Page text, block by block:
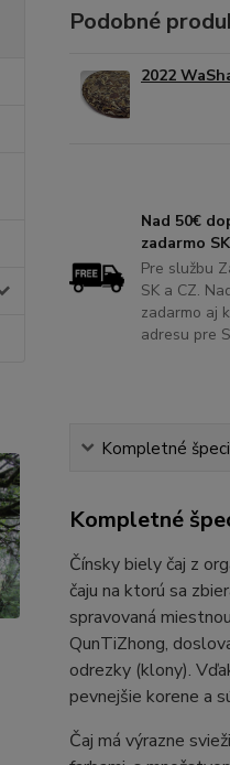
Podobné
2022
Nad 50€
zadarmo
Pre službu
SK a CZ.
zadarmo aj
adresu pre
Kompletné
Kompletné
Čínsky biely čaj z
čaju na ktorú sa
spravovaná
QunTiZhong,
odrezky (klony).
pevnejšie korene a
Čaj má výrazne